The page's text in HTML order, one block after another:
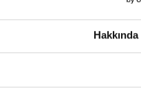
Hakkında